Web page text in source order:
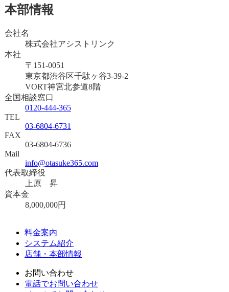
本部情報
会社名
株式会社アシストリンク
本社
〒151-0051
東京都渋谷区千駄ヶ谷3-39-2
VORT神宮北参道8階
全国相談窓口
0120-444-365
TEL
03-6804-6731
FAX
03-6804-6736
Mail
info@otasuke365.com
代表取締役
上原 昇
資本金
8,000,000円
料金案内
システム紹介
店舗・本部情報
お問い合わせ
電話でお問い合わせ